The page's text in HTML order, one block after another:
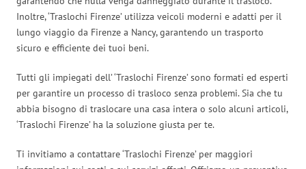
Inoltre, ‘Traslochi Firenze’ utilizza veicoli moderni e adatti per il
lungo viaggio da Firenze a Nancy, garantendo un trasporto
sicuro e efficiente dei tuoi beni.
Tutti gli impiegati dell’ ‘Traslochi Firenze’ sono formati ed esperti
per garantire un processo di trasloco senza problemi. Sia che tu
abbia bisogno di traslocare una casa intera o solo alcuni articoli,
‘Traslochi Firenze’ ha la soluzione giusta per te.
Ti invitiamo a contattare ‘Traslochi Firenze’ per maggiori